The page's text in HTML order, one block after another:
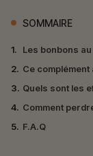
SOMMAIRE
1.
Les bonbons au
2. Ce
3. Quels sont les
4. Comment
5. F.A.Q